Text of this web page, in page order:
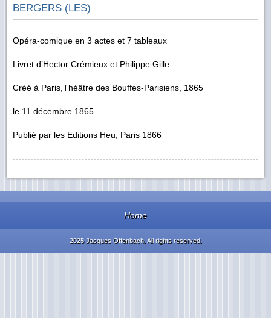
BERGERS (LES)
Opéra-comique en 3 actes et 7 tableaux
Livret d’Hector Crémieux et Philippe Gille
Créé à Paris,Théâtre des Bouffes-Parisiens, 1865
le 11 décembre 1865
Publié par les Editions Heu, Paris 1866
Home
2025 Jacques Offenbach. All rights reserved.